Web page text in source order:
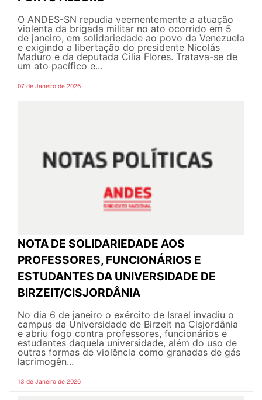
O ANDES-SN repudia veementemente a atuação
violenta da brigada militar no ato ocorrido em 5
de janeiro, em solidariedade ao povo da Venezuela
e exigindo a libertação do presidente Nicolás
Maduro e da deputada Cilia Flores. Tratava-se de
um ato pacífico e...
07 de Janeiro de 2026
NOTA DE SOLIDARIEDADE AOS
PROFESSORES, FUNCIONÁRIOS E
ESTUDANTES DA UNIVERSIDADE DE
BIRZEIT/CISJORDÂNIA
No dia 6 de janeiro o exército de Israel invadiu o
campus da Universidade de Birzeit na Cisjordânia
e abriu fogo contra professores, funcionários e
estudantes daquela universidade, além do uso de
outras formas de violência como granadas de gás
lacrimogên...
13 de Janeiro de 2026